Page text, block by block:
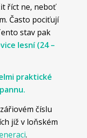
říct ne, neboť
Často pociťují
stav pak
lesní (24 –
praktické
číslu
již v loňském
.